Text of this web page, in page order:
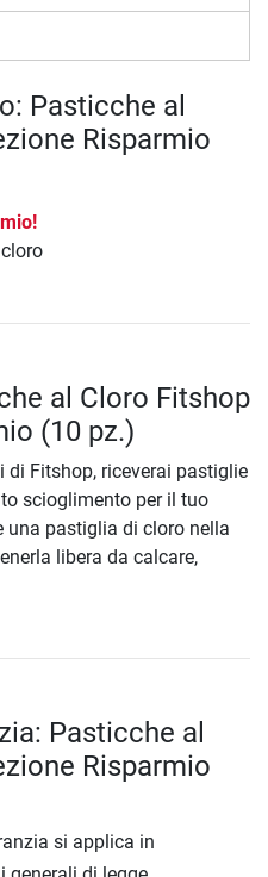
Pasticche al
Risparmio
al Cloro Fitshop
(10 pz.)
di Fitshop, riceverai pastiglie
scioglimento per il tuo
una pastiglia di cloro nella
libera da calcare,
Pasticche al
Risparmio
si applica in